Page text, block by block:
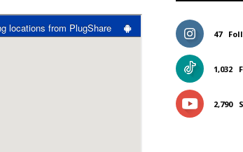
47
1,032
2,790